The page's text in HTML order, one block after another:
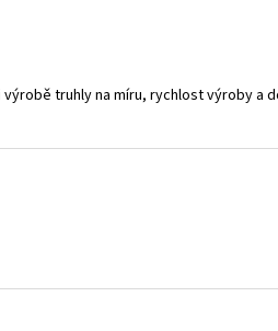
truhly na míru, rychlost výroby a